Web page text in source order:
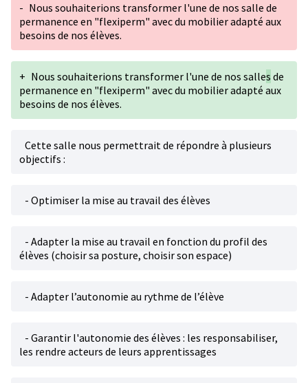
- Nous souhaiterions transformer l'une de nos salle de
permanence en "flexiperm" avec du mobilier adapté aux
besoins de nos élèves.
+ Nous souhaiterions transformer l'une de nos salles de
permanence en "flexiperm" avec du mobilier adapté aux
besoins de nos élèves.
Cette salle nous permettrait de répondre à plusieurs
objectifs :
- Optimiser la mise au travail des élèves
- Adapter la mise au travail en fonction du profil des
élèves (choisir sa posture, choisir son espace)
- Adapter l’autonomie au rythme de l’élève
- Garantir l'autonomie des élèves : les responsabiliser,
les rendre acteurs de leurs apprentissages